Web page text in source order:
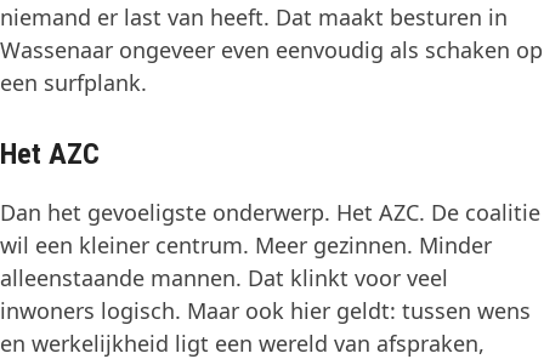
niemand er last van heeft. Dat maakt besturen in
Wassenaar ongeveer even eenvoudig als schaken op
een surfplank.
Het AZC
Dan het gevoeligste onderwerp. Het AZC. De coalitie
wil een kleiner centrum. Meer gezinnen. Minder
alleenstaande mannen. Dat klinkt voor veel
inwoners logisch. Maar ook hier geldt: tussen wens
en werkelijkheid ligt een wereld van afspraken,